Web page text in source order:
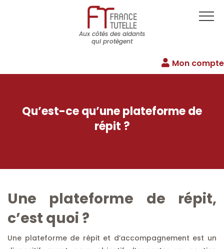
Aux côtés des aidants
qui protègent
Mon compte
Qu’est-ce qu’une plateforme de
répit ?
Une plateforme de répit,
c’est quoi ?
Une plateforme de répit et d’accompagnement est un